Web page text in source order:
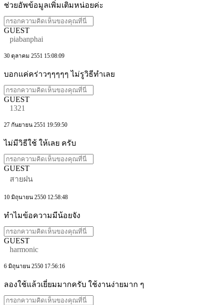
ช่วยอัพข้อมูลเพิ่มเติมหน่อยค่ะ
GUEST
piabanphai
30 ตุลาคม 2551 15:08:09
บอกแค่คร่าวๆๆๆๆๆ ไม่รูวิธีทำเลย
GUEST
1321
27 กันยายน 2551 19:59:50
ไม่มีวิธีใช้ ให้เลย ครับ
GUEST
สายฝน
10 มิถุนายน 2550 12:58:48
ทำไมข้อความมีน้อยจัง
GUEST
harmonic
6 มิถุนายน 2550 17:56:16
ลองใช้แล้วเยี่ยมมากครับ ใช้งานง่ายมาก ๆ